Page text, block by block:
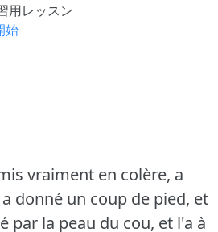
用レッスン
始
vraiment en colère, a
donné un coup de pied, et
par la peau du cou, et l'a à